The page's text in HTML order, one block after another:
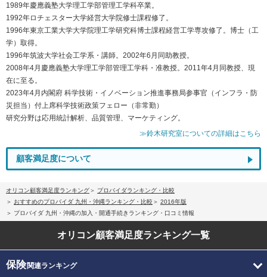
1989年慶應義塾大学理工学部管理工学科卒業。
1992年ロチェスター大学経営大学院修士課程修了。
1996年東京工業大学大学院理工学研究科博士課程経営工学専攻修了。博士（工
学）取得。
1996年筑波大学社会工学系・講師。2002年6月同助教授。
2008年4月慶應義塾大学理工学部管理工学科・准教授。2011年4月同教授、現
在に至る。
2023年4月内閣府 科学技術・イノベーション推進事務局参事官（インフラ・防
災担当）付上席科学技術政策フェロー（非常勤）
研究分野は応用統計解析、品質管理、マーケティング。
≫鈴木研究室についての詳細はこちら
顧客満足度について
オリコン顧客満足度ランキング
プロバイダランキング・比較
おすすめのプロバイダ 九州・沖縄ランキング・比較
2016年版
プロバイダ 九州・沖縄の加入・開通手続きランキング・口コミ情報
オリコン顧客満足度ランキング一覧
保険関連ランキング